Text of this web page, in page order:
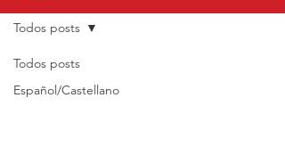
Todos posts
Español/Castellano
Todos posts